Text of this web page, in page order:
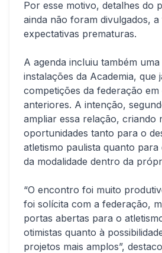
Por esse motivo, detalhes do
ainda não foram divulgados,
expectativas prematuras.
A agenda incluiu também uma
instalações da Academia, que
competições da federação em
anteriores. A intenção,
ampliar essa relação, criando
oportunidades tanto para o
atletismo paulista quanto
da modalidade dentro da
“O encontro foi muito
foi solícita com a federação,
portas abertas para o
otimistas quanto à
projetos mais amplos”,